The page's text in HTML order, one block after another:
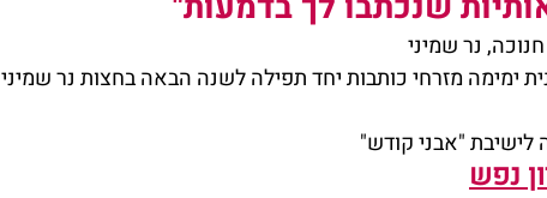
נר שמיני
ימימה מזרחי כותבות יחד תפילה לשנה הבאה בחצות נר שמיני
לישיבת "אבני קודש"
נפש